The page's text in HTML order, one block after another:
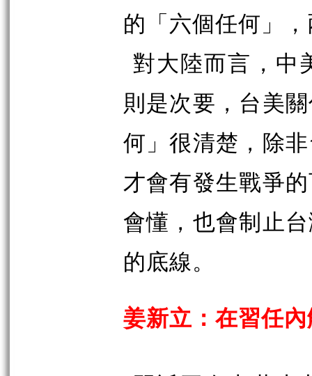
的「六個任何」
對大陸而言，中
則是次要，台美
何」很清楚，除
才會有發生戰爭
會懂，也會制止
的底線。
姜新立：在習任